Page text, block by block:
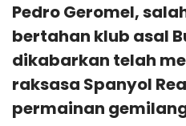
Pedro Geromel,
bertahan klub asal
dikabarkan telah
raksasa Spanyol
permainan